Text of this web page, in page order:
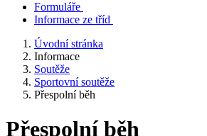
Formuláře
Informace ze tříd
Úvodní stránka
Informace
Soutěže
Sportovní soutěže
Přespolní běh
Přespolní běh